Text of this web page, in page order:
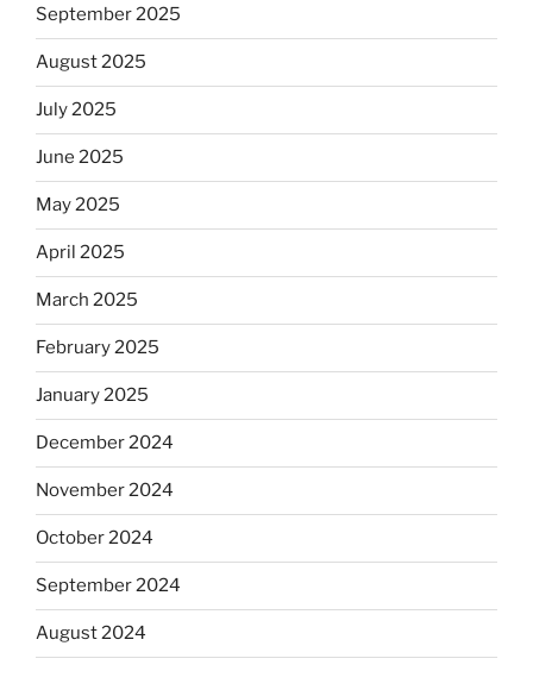
September 2025
August 2025
July 2025
June 2025
May 2025
April 2025
March 2025
February 2025
January 2025
December 2024
November 2024
October 2024
September 2024
August 2024